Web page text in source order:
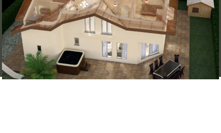
Augmentée"]
Nos services BIM, modélisation 3D, et impression
transforment vos idées en réalité. Expérimentez la
précision avec nos scans 3D d'objets.